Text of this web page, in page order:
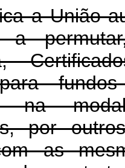
a União
na
por
as